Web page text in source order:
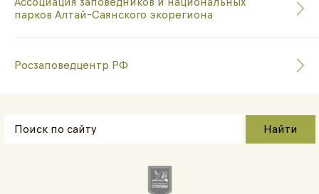
парков Алтай-Саянского экорегиона
Росзаповедцентр РФ